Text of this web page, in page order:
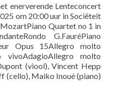
enerverende Lenteconcert
om 20:00 uur in Sociëteit
Quartet no 1 in
G.FauréPiano
Opus 15Allegro molto
vivoAdagioAllegro molto
(viool), Vincent Hepp
(cello), Maiko Inoué (piano)